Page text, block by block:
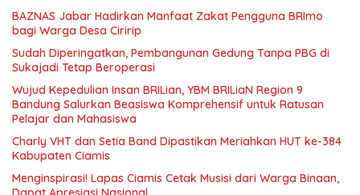
BAZNAS Jabar Hadirkan Manfaat Zakat Pengguna BRImo
bagi Warga Desa Ciririp
Sudah Diperingatkan, Pembangunan Gedung Tanpa PBG di
Sukajadi Tetap Beroperasi
Wujud Kepedulian Insan BRILian, YBM BRILiaN Region 9
Bandung Salurkan Beasiswa Komprehensif untuk Ratusan
Pelajar dan Mahasiswa
Charly VHT dan Setia Band Dipastikan Meriahkan HUT ke-384
Kabupaten Ciamis
Menginspirasi! Lapas Ciamis Cetak Musisi dari Warga Binaan,